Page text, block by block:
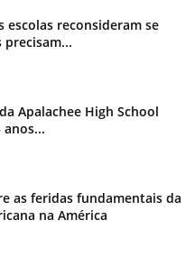
escolas reconsideram se
Apalachee High School
as feridas fundamentais da
na América